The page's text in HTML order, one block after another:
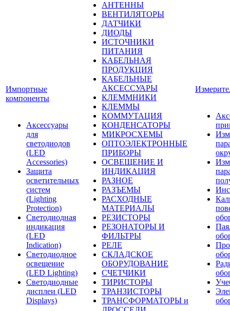
Импортные
компоненты
Аксессуары
для
светодиодов
(LED
Accessories)
Защита
осветительных
систем
(Lighting
Protection)
Светодиодная
индикация
(LED
Indication)
Светодиодное
освещение
(LED Lighting)
Светодиодные
дисплеи (LED
Displays)
АНТЕННЫ
ВЕНТИЛЯТОРЫ
ДАТЧИКИ
ДИОДЫ
ИСТОЧНИКИ
ПИТАНИЯ
КАБЕЛЬНАЯ
ПРОДУКЦИЯ
КАБЕЛЬНЫЕ
АКСЕССУАРЫ
КЛЕММНИКИ
КЛЕММЫ
КОММУТАЦИЯ
КОНДЕНСАТОРЫ
МИКРОСХЕМЫ
ОПТОЭЛЕКТРОННЫЕ
ПРИБОРЫ
ОСВЕЩЕНИЕ И
ИНДИКАЦИЯ
РАЗНОЕ
РАЗЪЕМЫ
РАСХОДНЫЕ
МАТЕРИАЛЫ
РЕЗИСТОРЫ
РЕЗОНАТОРЫ И
ФИЛЬТРЫ
РЕЛЕ
СКЛАДСКОЕ
ОБОРУДОВАНИЕ
СЧЕТЧИКИ
ТИРИСТОРЫ
ТРАНЗИСТОРЫ
ТРАНСФОРМАТОРЫ и